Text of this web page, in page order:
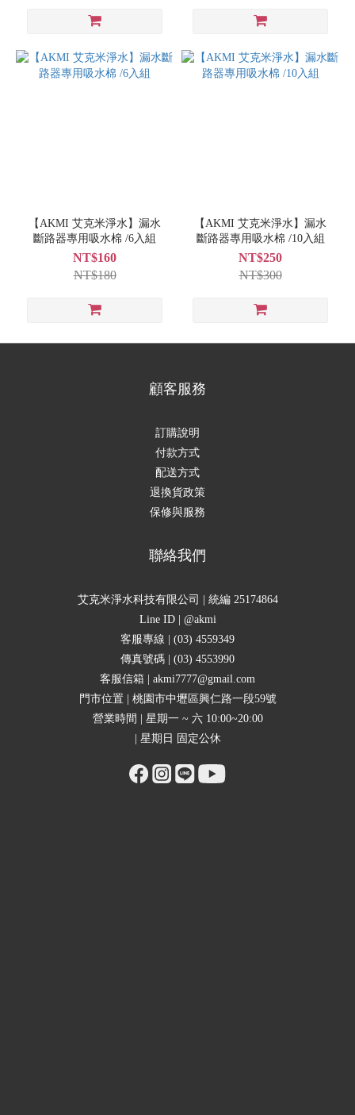
【AKMI 艾克米淨水】漏水
斷路器專用吸水棉 /6入組
NT$160
NT$180
【AKMI 艾克米淨水】漏水
斷路器專用吸水棉 /10入組
NT$250
NT$300
顧客服務
訂購說明
付款方式
配送方式
退換貨政策
保修與服務
聯絡我們
艾克米淨水科技有限公司 | 統編 25174864
Line ID | @akmi
客服專線 | (03) 4559349
傳真號碼 | (03) 4553990
客服信箱 | akmi7777@gmail.com
門市位置 | 桃園市中壢區興仁路一段59號
營業時間 | 星期一 ~ 六 10:00~20:00
| 星期日 固定公休